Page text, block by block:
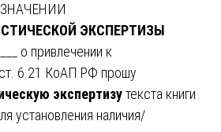
ЭКСПЕРТИЗЫ
о привлечении к
ст. 6.21 КоАП РФ прошу
экспертизутекста книги
установления наличия/